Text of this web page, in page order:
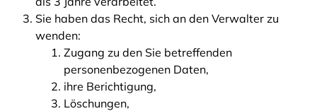
Sie haben das Recht, sich an den Verwalter zu
wenden:
Zugang zu den Sie betreffenden
personenbezogenen Daten,
ihre Berichtigung,
Löschungen,